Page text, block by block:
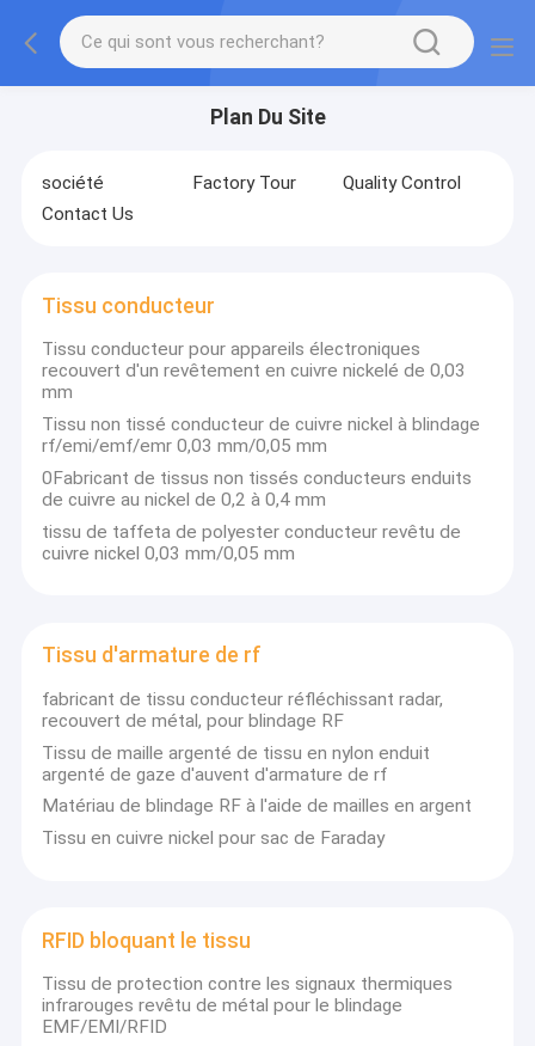
Plan Du Site
société Factory Tour
Quality Control
Contact Us
Tissu conducteur
Tissu conducteur pour appareils électroniques
recouvert d'un revêtement en cuivre nickelé de 0,03
mm
Tissu non tissé conducteur de cuivre nickel à blindage
rf/emi/emf/emr 0,03 mm/0,05 mm
0Fabricant de tissus non tissés conducteurs enduits
de cuivre au nickel de 0,2 à 0,4 mm
tissu de taffeta de polyester conducteur revêtu de
cuivre nickel 0,03 mm/0,05 mm
Tissu d'armature de rf
fabricant de tissu conducteur réfléchissant radar,
recouvert de métal, pour blindage RF
Tissu de maille argenté de tissu en nylon enduit
argenté de gaze d'auvent d'armature de rf
Matériau de blindage RF à l'aide de mailles en argent
Tissu en cuivre nickel pour sac de Faraday
RFID bloquant le tissu
Tissu de protection contre les signaux thermiques
infrarouges revêtu de métal pour le blindage
EMF/EMI/RFID